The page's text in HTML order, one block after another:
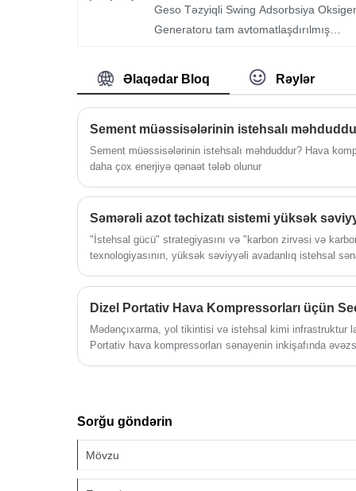
Geso Təzyiqli Swing Adsorbsiya
Generatoru tam avtomatlaşdırılmış
adorbent kimi istifadə olunur, sıxılmış
havada molekulyar ələk səthində
adsorbsiya miqdarının oksigen və azot
fərqindən istifadə edir. və təzyiq altında
təzyiq altında oksigen və udma prinsipi
birbaşa oksigen istehsal edir.
Əlaqədar Bloq Rəylər
Sement müəssisələrinin istehsalı məhduddur? Hava
daha çox enerjiyə qənaət tələb olunur
"İstehsal gücü" strategiyasını və "karbon zirvəsi və
texnologiyasının, yüksək səviyyəli avadanlıq istehsal
siyasətinin fonunda.
Dizel Portativ Hava Kompressorları üçün
Mədənçıxarma, yol tikintisi və istehsal kimi infrastruktur
Portativ hava kompressorları sənayenin inkişafında
və saxlanması ehtiyacı olanlar üçün peşəkar məsləhət
Sorğu göndərin